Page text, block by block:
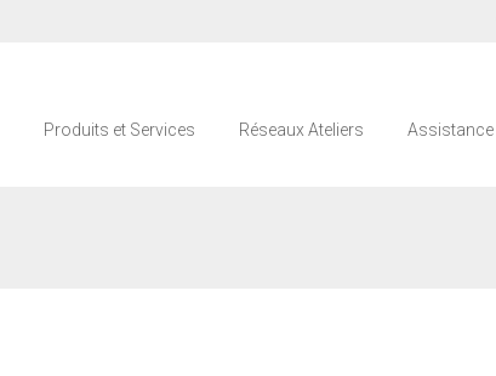
Produits et Services Réseaux Ateliers Assistance